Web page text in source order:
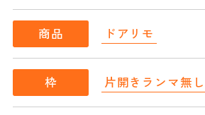
商品 ドアリモ
枠 片開きランマ無し